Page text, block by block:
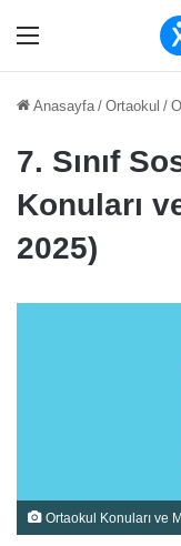
Menü
Anasayfa / Ortaokul /
7. Sınıf
Konuları
2025)
Ortaokul Konuları ve